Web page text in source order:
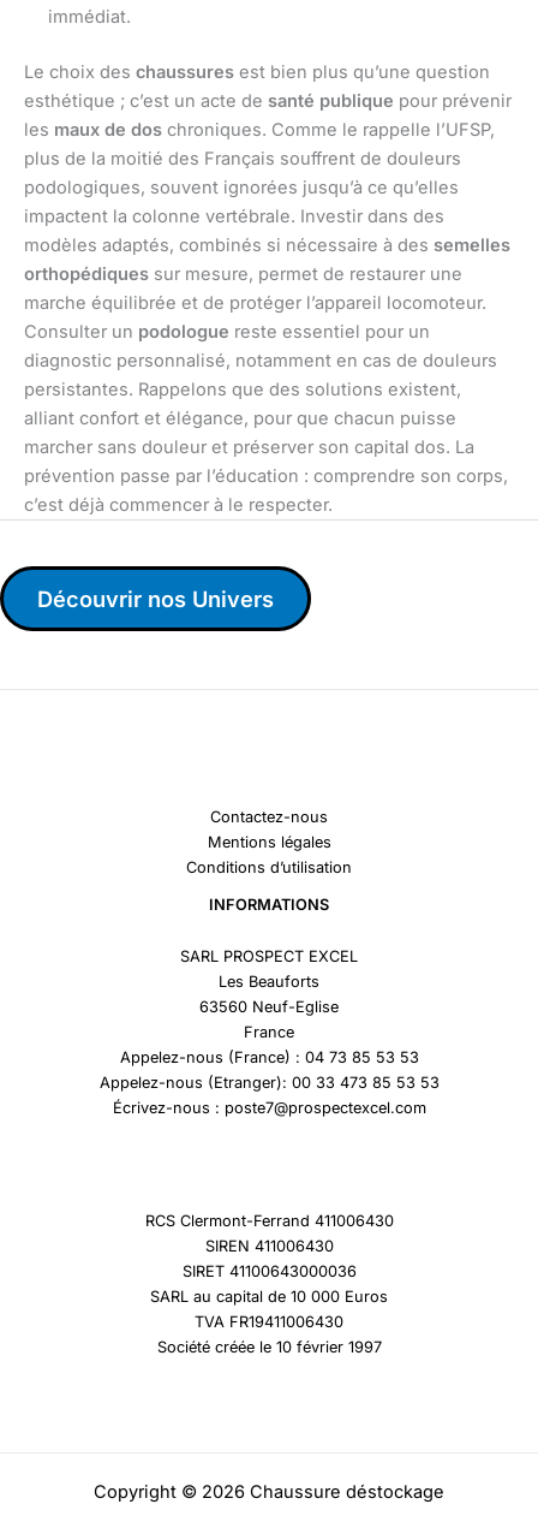
immédiat.
Le choix des chaussures est bien plus qu’une question
esthétique ; c’est un acte de santé publique pour prévenir
les maux de dos chroniques. Comme le rappelle l’UFSP,
plus de la moitié des Français souffrent de douleurs
podologiques, souvent ignorées jusqu’à ce qu’elles
impactent la colonne vertébrale. Investir dans des
modèles adaptés, combinés si nécessaire à des semelles
orthopédiques sur mesure, permet de restaurer une
marche équilibrée et de protéger l’appareil locomoteur.
Consulter un podologue reste essentiel pour un
diagnostic personnalisé, notamment en cas de douleurs
persistantes. Rappelons que des solutions existent,
alliant confort et élégance, pour que chacun puisse
marcher sans douleur et préserver son capital dos. La
prévention passe par l’éducation : comprendre son corps,
c’est déjà commencer à le respecter.
Découvrir nos Univers
Contactez-nous
Mentions légales
Conditions d’utilisation
INFORMATIONS
SARL PROSPECT EXCEL
Les Beauforts
63560 Neuf-Eglise
France
Appelez-nous (France) : 04 73 85 53 53
Appelez-nous (Etranger): 00 33 473 85 53 53
Écrivez-nous : poste7@prospectexcel.com
RCS Clermont-Ferrand 411006430
SIREN 411006430
SIRET 41100643000036
SARL au capital de 10 000 Euros
TVA FR19411006430
Société créée le 10 février 1997
Copyright © 2026 Chaussure déstockage